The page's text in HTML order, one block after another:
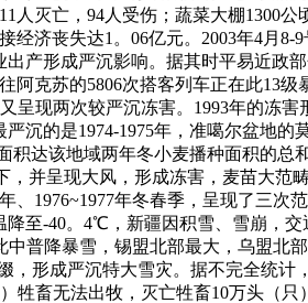
人灭亡，94人受伤；蔬菜大棚1300公
经济丧失达1。06亿元。2003年4月8-
产形成严沉影响。据其时平易近政
阿克苏的5806次搭客列车正在此13级
呈现两次较严沉冻害。1993年的冻害
沉的是1974-1975年，准噶尔盆地的
达该地域两年冬小麦播种面积的总
并呈现大风，形成冻害，麦苗大范
、1976~1977年冬春季，呈现了三次
至-40。4℃，新疆因积雪、雪崩，
普降暴雪，锡盟北部最大，乌盟北部
，形成严沉特大雪灾。据不完全统计
牲畜无法出牧，灭亡牲畜10万头（只